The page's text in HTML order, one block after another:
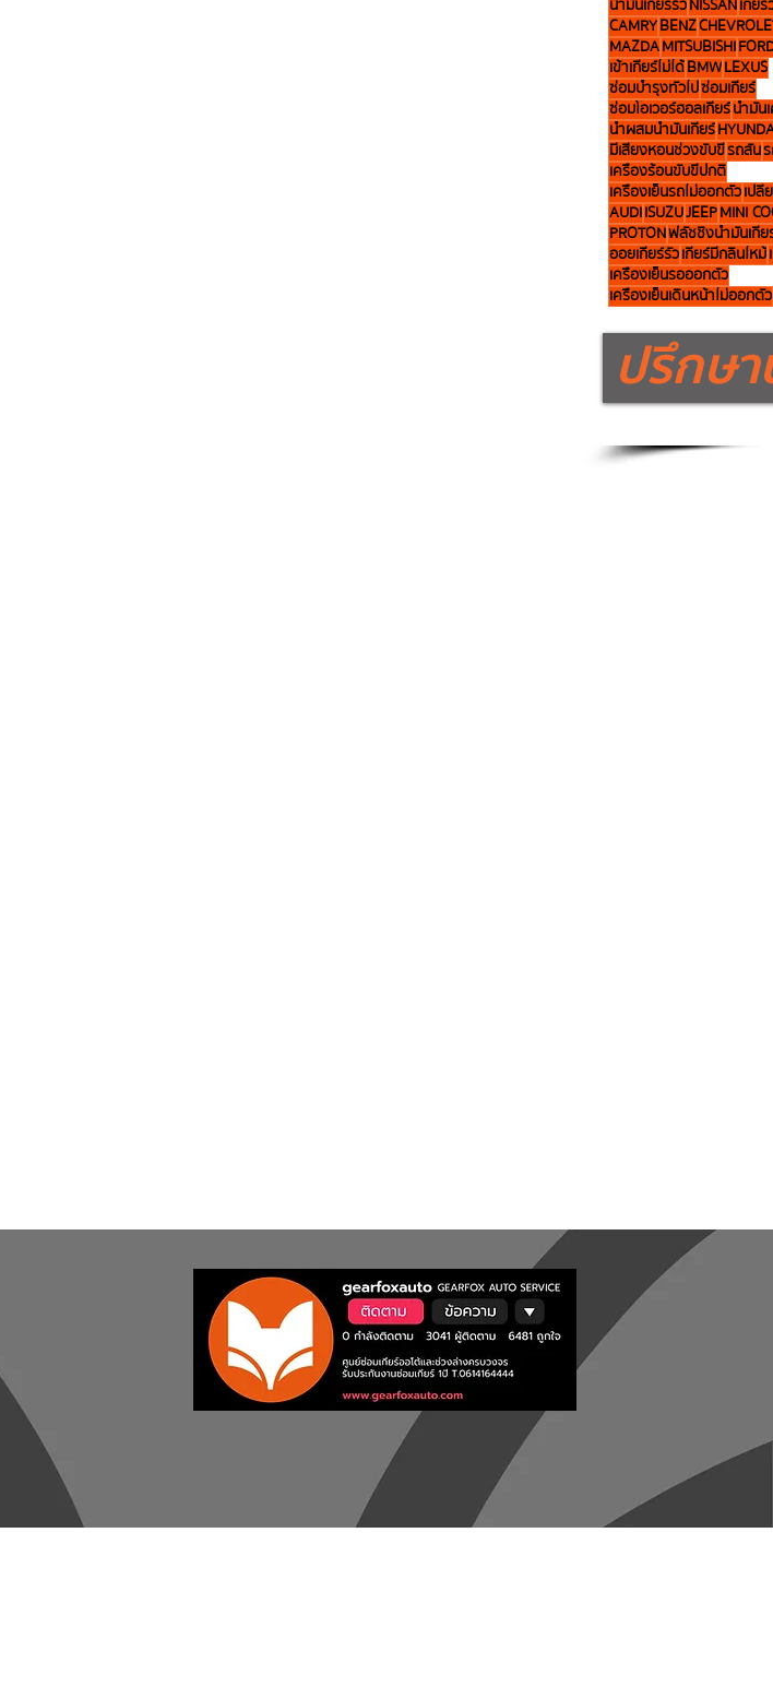
น้ำมันเกียร์รั่วNISSANเกีย
CAMRYBENZ
MAZDAMITSUBISHI
เข้าเกียร์ไม่ได้BMWLEXUS
ซ่อมบำรุงทั่วไปซ่อมเกียร์
ซ่อมโอเวอร์ฮอลเกียร์น้ำมัน
น้ำผสมน้ำมันเกียร์
มีเสียงหอนช่วงขับขี่รถสั่น
เครื่องร้อนขับขี่ปกติ
เครื่องเย็นรถไม่ออกตัวเปลี่
AUDIISUZUJEEPMINI
PROTONฟลัชชิ่งน้ำมันเกีย
ออยเกียร์รั่วเกียร์มีกลิ่นไหม้
เครื่องเย็นรอออกตัว
เครื่องเย็นเดินหน้าไม่ออกตัว
ปรึกษ